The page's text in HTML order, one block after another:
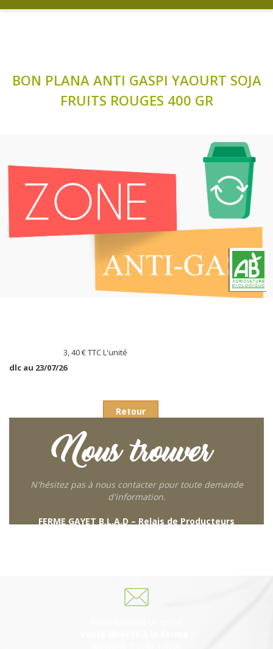
BON PLANA ANTI GASPI YAOURT SOJA
FRUITS ROUGES 400 GR
3, 40 €TTC L'unité
dlc au 23/07/26
Retour
Nous trouver
N'hésitez pas à nous contacter pour toute demande
d'information.
FERME GAYET B.L.A.D – Relais de Producteurs